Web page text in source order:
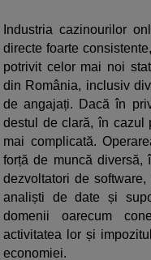
Industria cazinourilor
directe foarte
potrivit celor mai noi
din România, inclusiv
de angajați. Dacă în
destul de clară, în cazul
mai complicată.
forță de muncă diversă,
dezvoltatori de
analiști de date și
domenii oarecum
activitatea lor și
economiei.